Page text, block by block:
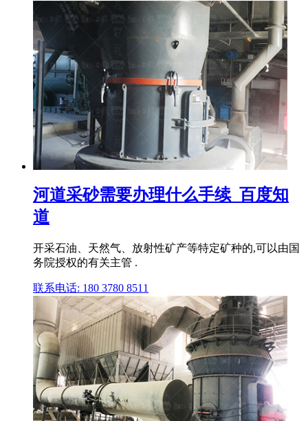
河道采砂需要办理什么手续_百度知
道
开采石油、天然气、放射性矿产等特定矿种的,可以由国
务院授权的有关主管 .
联系电话: 180 3780 8511